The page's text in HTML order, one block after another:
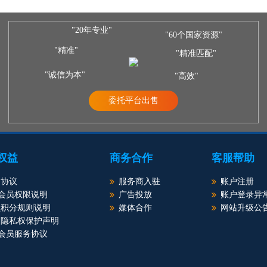
"20年专业"
"精准"
"诚信为本"
"60个国家资源"
"精准匹配"
"高效"
委托平台出售
益
议
员权限说明
分规则说明
私权保护声明
员服务协议
商务合作
服务商入驻
广告投放
媒体合作
客服帮助
账户注册
账户登录异
网站升级公